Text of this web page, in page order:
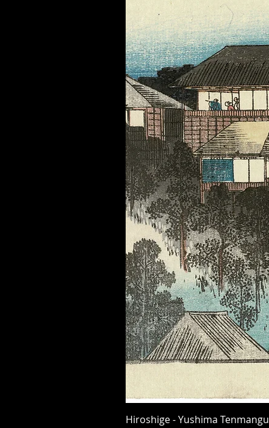
Hiroshige - Yushima Tenmangu